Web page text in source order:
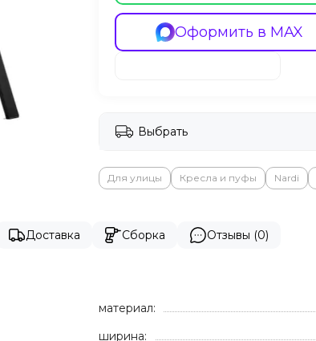
Оформить в MAX
Выбрать
Для улицы Кресла и пуфы Nardi
Доставка Сборка Отзывы (0)
материал:
ширина: